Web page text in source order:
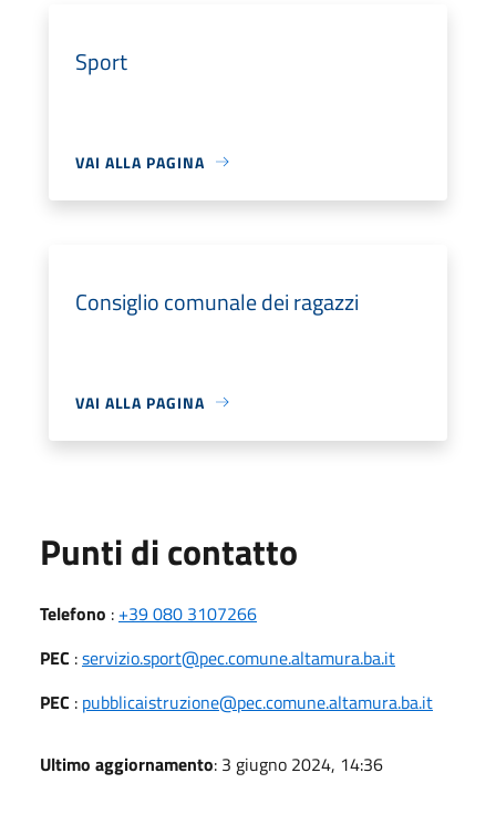
Sport
VAI ALLA PAGINA
Consiglio comunale dei ragazzi
VAI ALLA PAGINA
Punti di contatto
Telefono : +39 080 3107266
PEC :servizio.sport@pec.comune.altamura.ba.it
PEC : pubblicaistruzione@pec.comune.altamura.ba.it
Ultimo aggiornamento: 3 giugno 2024, 14:36